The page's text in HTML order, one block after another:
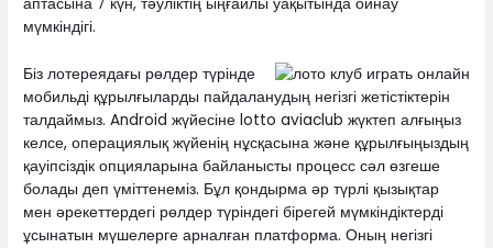
аптасына 7 күн, тәуліктің ыңғайлы уақытында ойнау
мүмкіндігі.
Біз лотереядағы рөлдер түрінде
мобильді құрылғыларды пайдаланудың негізгі жетістіктерін
талдаймыз. Android жүйесіне lotto aviaclub жүктеп алғыңыз
келсе, операциялық жүйенің нұсқасына және құрылғыңыздың
қауіпсіздік опцияларына байланысты процесс сәл өзгеше
болады деп үміттенеміз. Бұл қондырма әр түрлі қызықтар
мен әрекеттердегі рөлдер түріндегі бірегей мүмкіндіктерді
ұсынатын мүшелерге арналған платформа. Оның негізгі